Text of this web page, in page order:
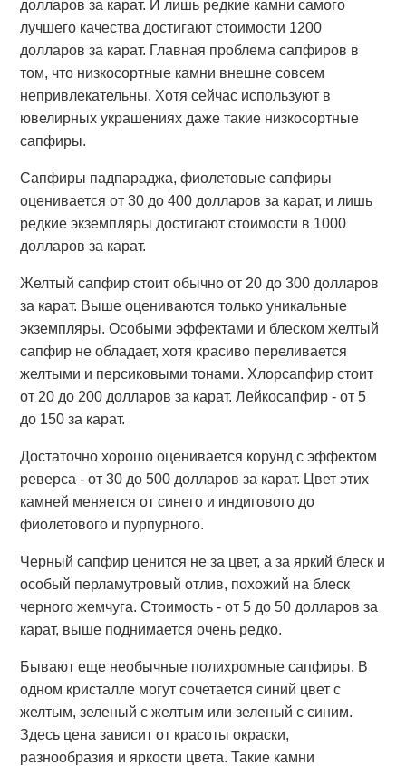
долларов за карат. И лишь редкие камни самого
лучшего качества достигают стоимости 1200
долларов за карат. Главная проблема сапфиров в
том, что низкосортные камни внешне совсем
непривлекательны. Хотя сейчас используют в
ювелирных украшениях даже такие низкосортные
сапфиры.
Сапфиры падпараджа, фиолетовые сапфиры
оценивается от 30 до 400 долларов за карат, и лишь
редкие экземпляры достигают стоимости в 1000
долларов за карат.
Желтый сапфир стоит обычно от 20 до 300 долларов
за карат. Выше оцениваются только уникальные
экземпляры. Особыми эффектами и блеском желтый
сапфир не обладает, хотя красиво переливается
желтыми и персиковыми тонами. Хлорсапфир стоит
от 20 до 200 долларов за карат. Лейкосапфир - от 5
до 150 за карат.
Достаточно хорошо оценивается корунд с эффектом
реверса - от 30 до 500 долларов за карат. Цвет этих
камней меняется от синего и индигового до
фиолетового и пурпурного.
Черный сапфир ценится не за цвет, а за яркий блеск и
особый перламутровый отлив, похожий на блеск
черного жемчуга. Стоимость - от 5 до 50 долларов за
карат, выше поднимается очень редко.
Бывают еще необычные полихромные сапфиры. В
одном кристалле могут сочетается синий цвет с
желтым, зеленый с желтым или зеленый с синим.
Здесь цена зависит от красоты окраски,
разнообразия и яркости цвета. Такие камни